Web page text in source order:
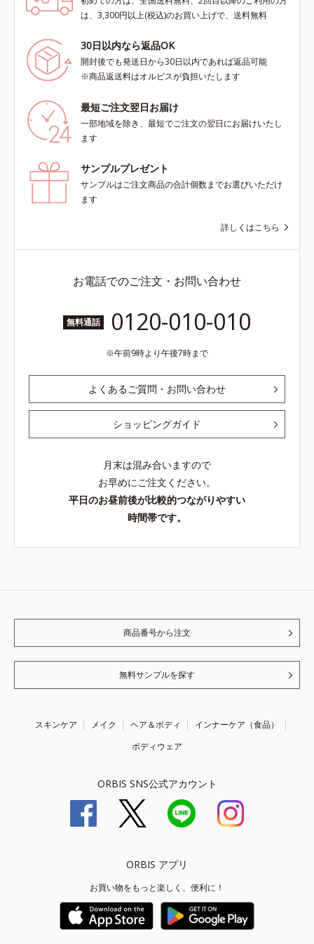
は、3,300円以上(税込)のお買い上げで、送料無料
30日以内なら返品OK
開封後でも発送日から30日以内であれば返品可能
※商品返送料はオルビスが負担いたします
最短ご注文翌日お届け
一部地域を除き、最短でご注文の翌日にお届けいたし
ます
サンプルプレゼント
サンプルはご注文商品の合計個数までお選びいただけ
ます
詳しくはこちら
お電話でのご注文・お問い合わせ
無料通話 0120-010-010
午前9時より午後7時まで
よくあるご質問・お問い合わせ
ショッピングガイド
月末は混み合いますので
お早めにご注文ください。
平日のお昼前後が比較的つながりやすい
時間帯です。
商品番号から注文
無料サンプルを探す
スキンケア メイク ヘア＆ボディ
インナーケア（食品）
ボディウェア
ORBIS SNS公式アカウント
ORBIS アプリ
お買い物をもっと楽しく、便利に！